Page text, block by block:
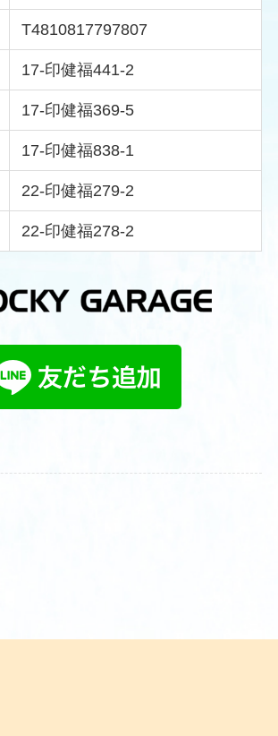
T4810817797807
17-印健福441-2
17-印健福369-5
17-印健福838-1
22-印健福279-2
22-印健福278-2